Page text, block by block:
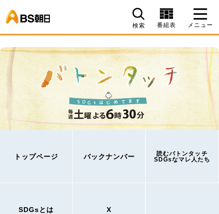
検索 番組表 メニュー
トップページ バックナンバー
読むバトンタッチ
SDGsなマレ人たち
SDGsとは X